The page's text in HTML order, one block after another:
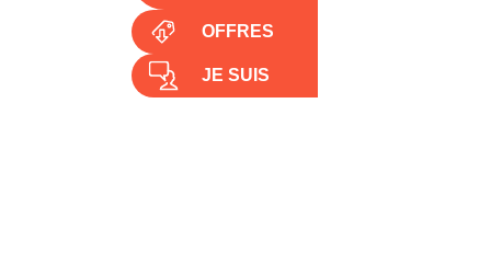
OFFRES
JE SUIS